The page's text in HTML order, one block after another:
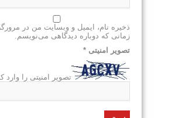
ذخیره نام، ایمیل و وبسایت من در
زمانی که دوباره دیدگاهی می‌نویسم.
تصویر امنیتی *
تصویر امنیتی را وارد